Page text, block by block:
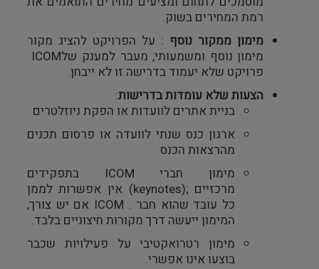
רמת המחירים בשוק.
מימון ממקור נוסף : על הפרויקט להציג מקור
מימון נוסף ומשמעותי, מעבר למענק שלICOM
פרויקט שלא יעמוד בדרישה זו לא ייבחן.
הצעות שלא עומדות בדרישות:
בניית אתרים לוועדות או הפקת ניוזלטרים
ארגון כנס שנתי לוועדה או פרסום תכנים
מהרצאות הכנס
מימון חבריICOMבתפקידים
מרכזיים (keynotes); אין אפשרות לממן
כל עובד שהוא חבר ICOM . אם יש צורך,
המימון ייעשה דרך מקורות חיצוניים בלבד.
מימון רטרואקטיבי על פעילויות שכבר
בוצעו אינו אפשרי.